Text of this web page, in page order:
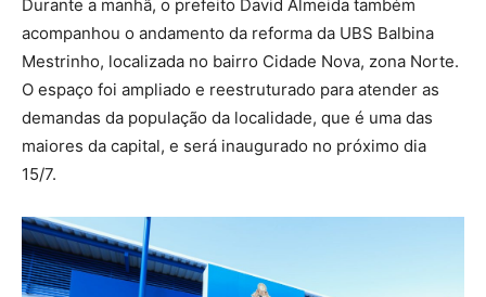
Durante a manhã, o prefeito David Almeida também
acompanhou o andamento da reforma da UBS Balbina
Mestrinho, localizada no bairro Cidade Nova, zona Norte.
O espaço foi ampliado e reestruturado para atender as
demandas da população da localidade, que é uma das
maiores da capital, e será inaugurado no próximo dia
15/7.